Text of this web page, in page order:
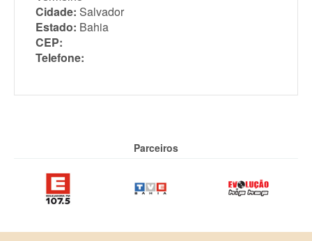
Cidade: Salvador
Estado: Bahia
CEP:
Telefone:
Parceiros